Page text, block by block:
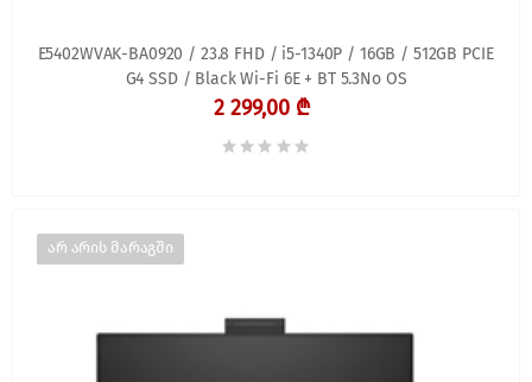
E5402WVAK-BA0920 / 23.8 FHD / i5-1340P / 16GB / 512GB PCIE
G4 SSD / Black Wi-Fi 6E + BT 5.3No OS
2 299,00 ₾
არ არის მარაგში